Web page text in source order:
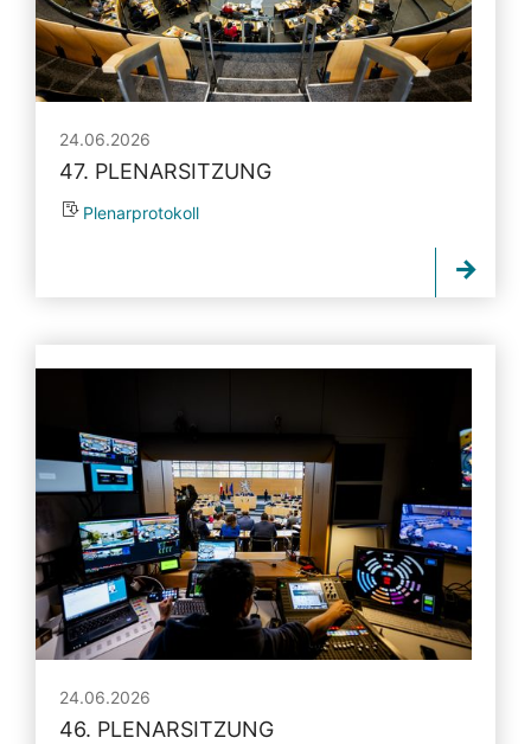
24.06.2026
47. PLENARSITZUNG
Plenarprotokoll
24.06.2026
46. PLENARSITZUNG